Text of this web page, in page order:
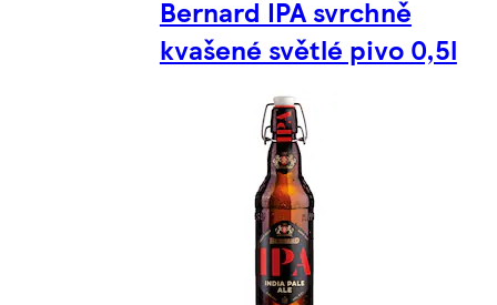
Bernard IPA svrchně
kvašené světlé pivo 0,5l